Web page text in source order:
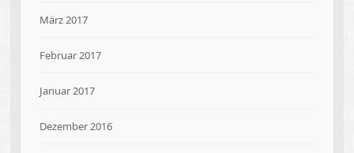
März 2017
Februar 2017
Januar 2017
Dezember 2016